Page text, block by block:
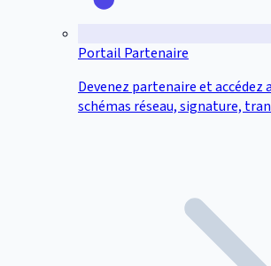
Portail Partenaire
Devenez partenaire et accédez
schémas réseau, signature,